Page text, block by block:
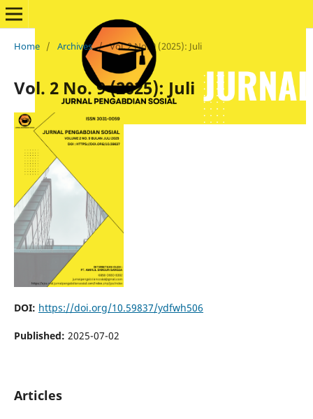
Home / Archives / Vol. 2 No. 9 (2025): Juli
Vol. 2 No. 9 (2025): Juli
DOI: https://doi.org/10.59837/ydfwh506
Published: 2025-07-02
Articles